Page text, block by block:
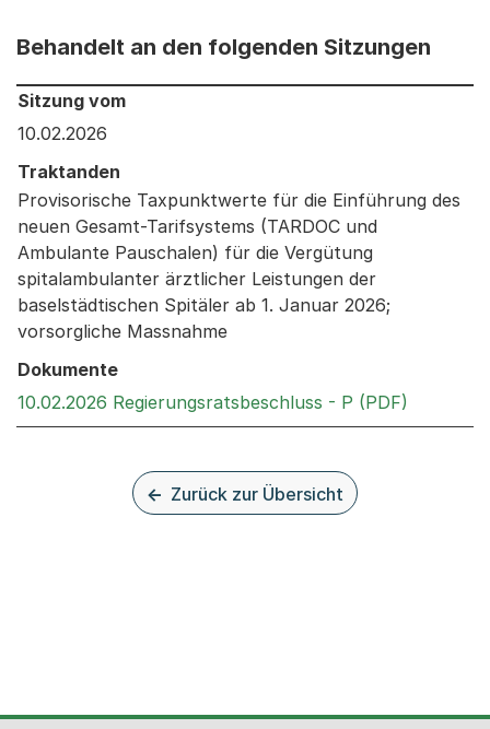
Behandelt an den folgenden Sitzungen
Behandelt an den folgenden Sitzungen: Informationen
Sitzung vom
10.02.2026
Traktanden
Provisorische Taxpunktwerte für die Einführung des
neuen Gesamt-Tarifsystems (TARDOC und
Ambulante Pauschalen) für die Vergütung
spitalambulanter ärztlicher Leistungen der
baselstädtischen Spitäler ab 1. Januar 2026;
vorsorgliche Massnahme
Dokumente
10.02.2026 Regierungsratsbeschluss - P (PDF)
Zurück zur Übersicht